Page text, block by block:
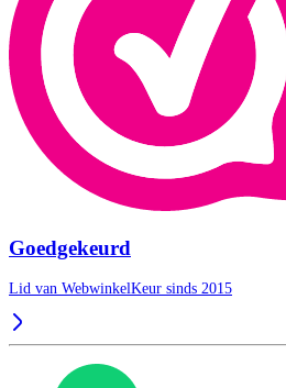
Goedgekeurd
Lid van WebwinkelKeur sinds 2015